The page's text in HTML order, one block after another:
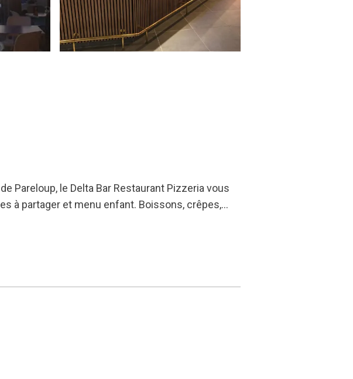
Pareloup, le Delta Bar Restaurant Pizzeria vous
à partager et menu enfant. Boissons, crêpes,…